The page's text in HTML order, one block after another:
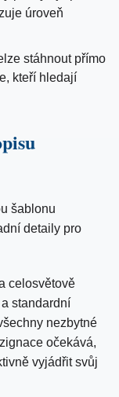
úroveň
stáhnout přímo
kteří hledají
šablonu
detaily pro
celosvětově
standardní
nezbytné
očekává,
vyjádřit svůj